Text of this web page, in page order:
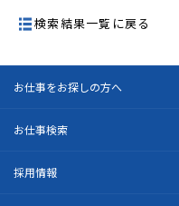
検索結果一覧に戻る
お仕事をお探しの方へ
お仕事検索
採用情報